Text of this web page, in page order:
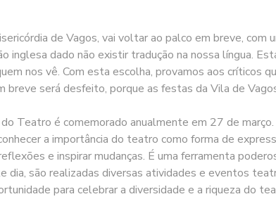
de Vagos, vai voltar ao palco em breve, com
inglesa dado não existir tradução na nossa língua.
nos vê. Com esta escolha, provamos aos críticos
será desfeito, porque as festas da Vila de
Teatro é comemorado anualmente em 27 de
a importância do teatro como forma de
e inspirar mudanças. É uma ferramenta
são realizadas diversas atividades e eventos
para celebrar a diversidade e a riqueza do